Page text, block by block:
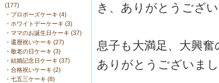
(177)
・ プロポーズケーキ (4)
・ ホワイトデーケーキ (3)
・ ママのお誕生日ケーキ (37)
・ 還暦祝いケーキ (27)
・ 敬老の日ケーキ (3)
・ 結婚記念日ケーキ (37)
・ 合格祝いケーキ (2)
・ 七五三ケーキ (8)
き、 ありがとうござ
息子も大満足、大興
ありがとうございま